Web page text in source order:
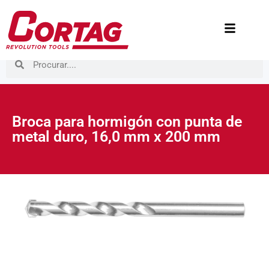
Broca para hormigón con punta de
metal duro, 16,0 mm x 200 mm